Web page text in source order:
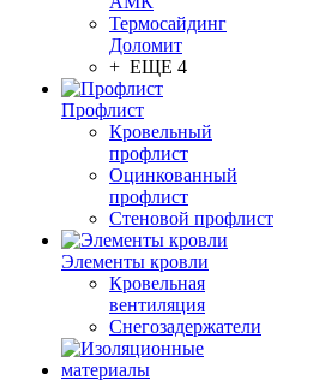
Термосайдинг
Доломит
+ ЕЩЕ 4
Профлист
Кровельный
профлист
Оцинкованный
профлист
Стеновой профлист
Элементы кровли
Кровельная
вентиляция
Снегозадержатели